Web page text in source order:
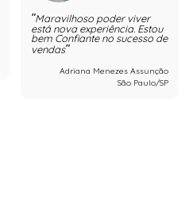
Maravilhoso poder viver
está nova experiência. Estou
bem Confiante no sucesso de
vendas
Adriana Menezes Assunção
São Paulo/SP